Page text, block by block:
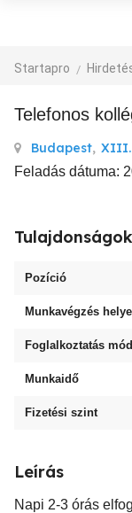
Startapro
Telefonos
Budapest, XIII.
Feladás dátuma:
Tulajdonságok
Pozíció
Munkavégzés helye
Foglalkoztatás
Munkaidő
Fizetési szint
Leírás
Napi 2-3 órás